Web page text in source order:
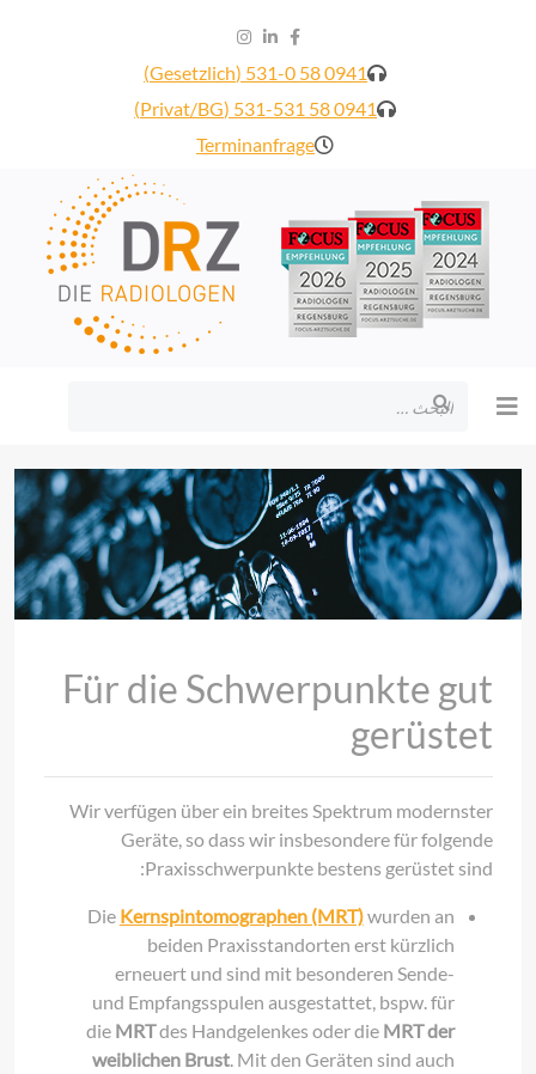
0941 58 531-0 (Gesetzlich)
0941 58 531-531 (Privat/BG)
Terminanfrage
البحث
Für die Schwerpunkte gut
gerüstet
Wir verfügen über ein breites Spektrum modernster
Geräte, so dass wir insbesondere für folgende
Praxisschwerpunkte bestens gerüstet sind:
Die Kernspintomographen (MRT)wurden an
beiden Praxisstandorten erst kürzlich
erneuert und sind mit besonderen Sende-
und Empfangsspulen ausgestattet, bspw. für
die MRTdes Handgelenkes oder die MRT der
weiblichen Brust. Mit den Geräten sind auch